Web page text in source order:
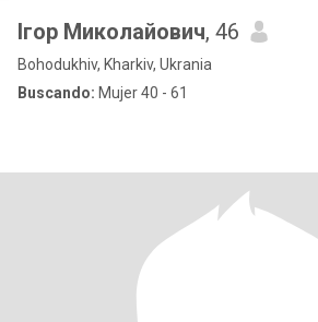
Ігор Миколайович, 46
Bohodukhiv, Kharkiv, Ukrania
Buscando: Mujer 40 - 61